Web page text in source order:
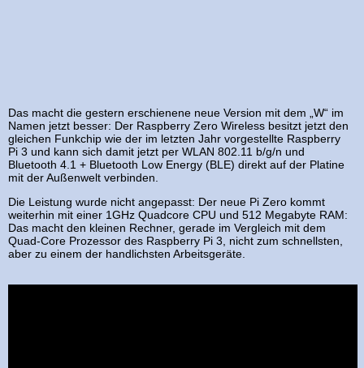
Das macht die gestern erschienene neue Version mit dem „W“ im
Namen jetzt besser: Der Raspberry Zero Wireless besitzt jetzt den
gleichen Funkchip wie der im letzten Jahr vorgestellte Raspberry
Pi 3 und kann sich damit jetzt per WLAN 802.11 b/g/n und
Bluetooth 4.1 + Bluetooth Low Energy (BLE) direkt auf der Platine
mit der Außenwelt verbinden.
Die Leistung wurde nicht angepasst: Der neue Pi Zero kommt
weiterhin mit einer 1GHz Quadcore CPU und 512 Megabyte RAM:
Das macht den kleinen Rechner, gerade im Vergleich mit dem
Quad-Core Prozessor des Raspberry Pi 3, nicht zum schnellsten,
aber zu einem der handlichsten Arbeitsgeräte.